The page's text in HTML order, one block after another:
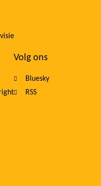
Volg ons
Bluesky
RSS